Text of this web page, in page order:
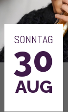
SONNTAG
30
AUG